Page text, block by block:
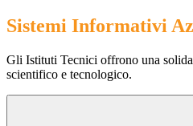
Sistemi Informativi
Gli Istituti Tecnici offrono una
scientifico e tecnologico.